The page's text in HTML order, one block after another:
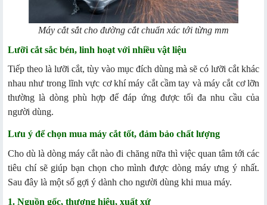
Máy cắt sắt cho đường cắt chuẩn xác tới từng mm
Lưỡi cắt sắc bén, linh hoạt với nhiều vật liệu
Tiếp theo là lưỡi cắt, tùy vào mục đích dùng mà sẽ có lưỡi cắt khác
nhau như trong lĩnh vực cơ khí máy cắt cầm tay và máy cắt cơ lỡn
thường là dòng phù hợp để đáp ứng được tối đa nhu cầu của
người dùng.
Lưu ý để chọn mua máy cắt tốt, đảm bảo chất lượng
Cho dù là dòng máy cắt nào đi chăng nữa thì việc quan tâm tới các
tiêu chí sẽ giúp bạn chọn cho mình được dòng máy ưng ý nhất.
Sau đây là một số gợi ý dành cho người dùng khi mua máy.
1. Nguồn gốc, thương hiệu, xuất xứ